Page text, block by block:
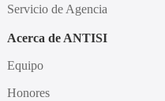
Servicio de Agencia
Acerca de ANTISI
Equipo
Honores